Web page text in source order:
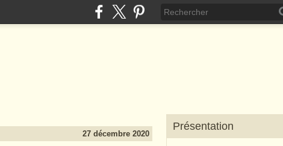
27 décembre 2020
Présentation